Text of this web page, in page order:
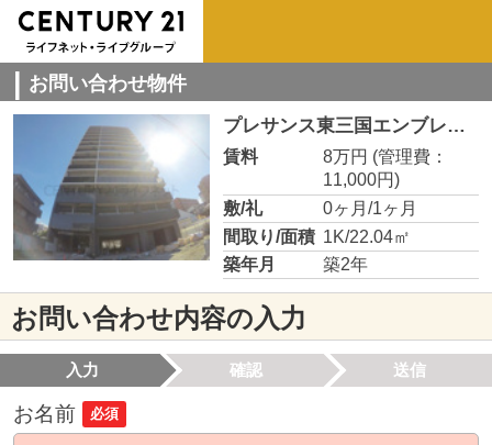
お問い合わせ物件
プレサンス東三国エンブレイス
賃料 8万円 (管理費：
11,000円)
敷/礼
0ヶ月/1ヶ月
間取り/面積 1K/22.04㎡
築年月
築2年
お問い合わせ内容の入力
入力 確認 送信
お名前 必須